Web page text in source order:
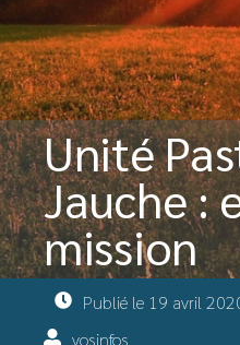
Unité
Jauche :
mission
Publié le 19 avril
vosinfos